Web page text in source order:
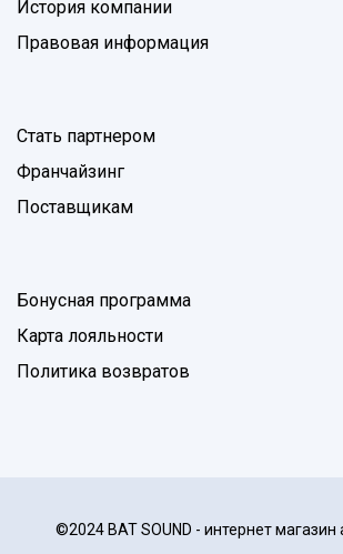
История компании
Правовая информация
Стать партнером
Франчайзинг
Поставщикам
Бонусная программа
Карта лояльности
Политика возвратов
©2024 BAT SOUND - интернет магазин